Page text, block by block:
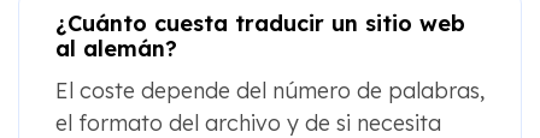
¿Cuánto cuesta traducir un sitio web
al alemán?
El coste depende del número de palabras,
el formato del archivo y de si necesita